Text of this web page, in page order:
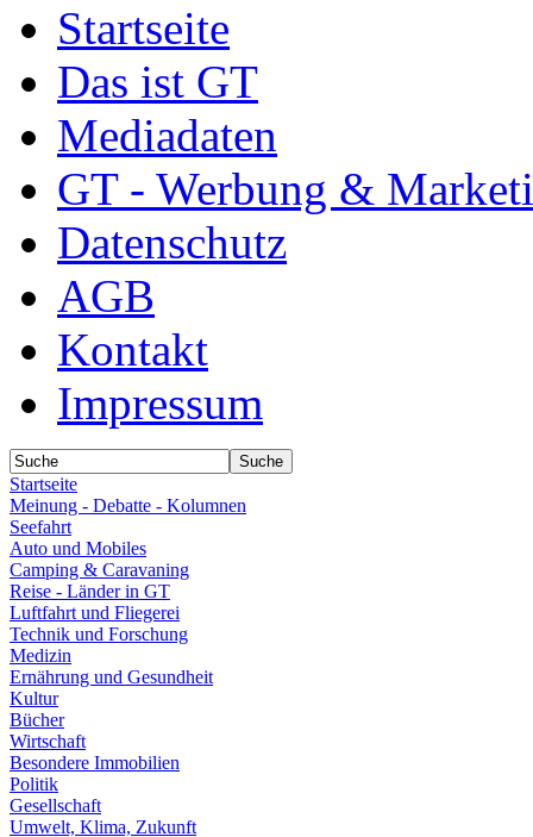
Startseite
Das ist GT
Mediadaten
GT - Werbung &
Datenschutz
AGB
Kontakt
Impressum
Startseite
Meinung - Debatte - Kolumnen
Seefahrt
Auto und Mobiles
Camping & Caravaning
Reise - Länder in GT
Luftfahrt und Fliegerei
Technik und Forschung
Medizin
Ernährung und Gesundheit
Kultur
Bücher
Wirtschaft
Besondere Immobilien
Politik
Gesellschaft
Umwelt, Klima, Zukunft